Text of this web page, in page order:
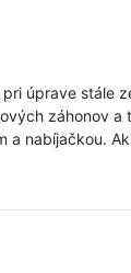
úprave
záhonov
nabíjačkou.